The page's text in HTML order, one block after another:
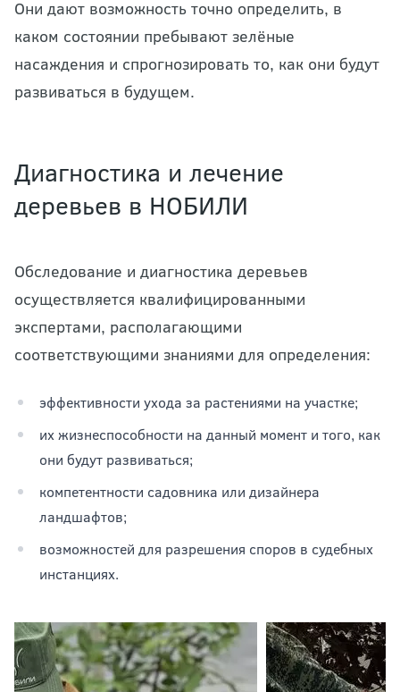
Они дают возможность точно определить, в
каком состоянии пребывают зелёные
насаждения и спрогнозировать то, как они будут
развиваться в будущем.
Диагностика и лечение
деревьев в НОБИЛИ
Обследование и диагностика деревьев
осуществляется квалифицированными
экспертами, располагающими
соответствующими знаниями для определения:
эффективности ухода за растениями на участке;
их жизнеспособности на данный момент и того, как
они будут развиваться;
компетентности садовника или дизайнера
ландшафтов;
возможностей для разрешения споров в судебных
инстанциях.